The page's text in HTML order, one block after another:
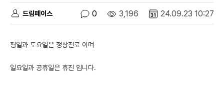
드림페이스 0 3,196 24.09.23 10:27
평일과 토요일은 정상진료 이며
일요일과 공휴일은 휴진 입니다.